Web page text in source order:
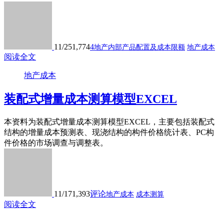
11/251,7744地产内部产品配置及成本限额 地产成本
阅读全文
地产成本
装配式增量成本测算模型EXCEL
本资料为装配式增量成本测算模型EXCEL，主要包括装配式
结构的增量成本预测表、现浇结构的构件价格统计表、PC构
件价格的市场调查与调整表。
11/171,393评论地产成本 成本测算
阅读全文